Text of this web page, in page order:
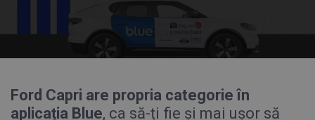
Ford Capri are propria categorie în
aplicația Blue, ca să-ți fie și mai ușor să